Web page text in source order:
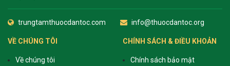
trungtamthuocdantoc.com info@thuocdantoc.org
VỀ CHÚNG TÔI
Về chúng tôi
CHÍNH SÁCH & ĐIỀU KHOẢN
Chính sách bảo mật